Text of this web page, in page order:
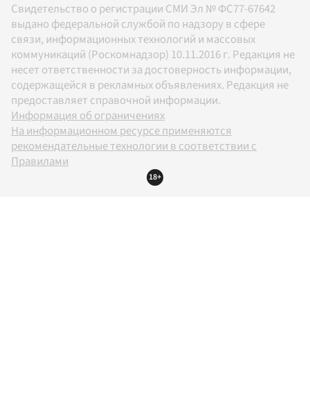
Свидетельство о регистрации СМИ Эл № ФС77-67642
выдано федеральной службой по надзору в сфере
связи, информационных технологий и массовых
коммуникаций (Роскомнадзор) 10.11.2016 г. Редакция не
несет ответственности за достоверность информации,
содержащейся в рекламных объявлениях. Редакция не
предоставляет справочной информации.
Информация об ограничениях
На информационном ресурсе применяются
рекомендательные технологии в соответствии с
Правилами
18+